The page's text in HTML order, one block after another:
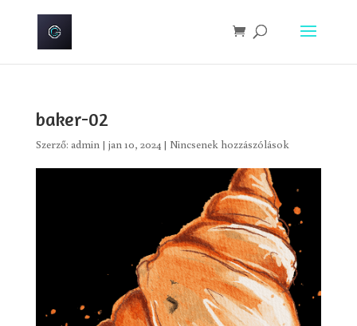
baker-02
Szerző: admin| jan 10, 2024| Nincsenek hozzászólások